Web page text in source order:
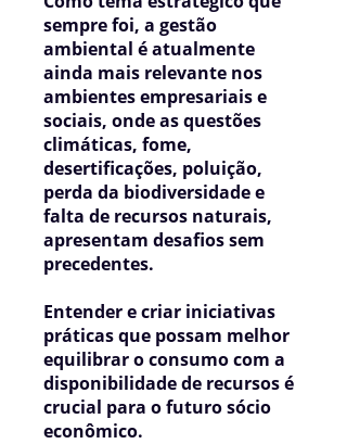
sempre foi, a gestão
ambiental é atualmente
ainda mais relevante nos
ambientes empresariais e
sociais, onde as questões
climáticas, fome,
desertificações, poluição,
perda da biodiversidade e
falta de recursos naturais,
apresentam desafios sem
precedentes.
Entender e criar iniciativas
práticas que possam melhor
equilibrar o consumo com a
disponibilidade de recursos é
crucial para o futuro sócio
econômico.